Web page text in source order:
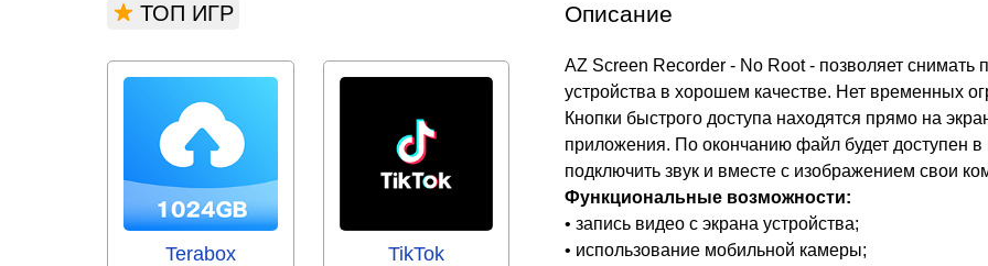
Описание
AZ Screen Recorder - No Root - позволяет снимать
устройства в хорошем качестве. Нет временных
Кнопки быстрого доступа находятся прямо на
приложения. По окончанию файл будет доступен в
подключить звук и вместе с изображением свои
Функциональные возможности:
• запись видео с экрана устройства;
• использование мобильной камеры;
ТОП ИГР
Terabox TikTok